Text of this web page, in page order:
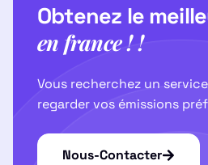
Obtenez le
en france ! !
Vous recherchez un
regarder vos émissions
Nous-Contacter